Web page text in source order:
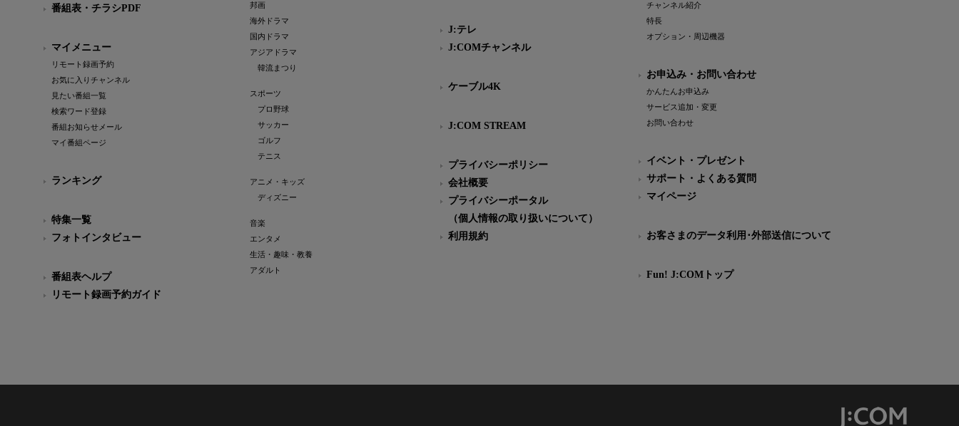
番組表・チラシPDF
マイメニュー
リモート録画予約
お気に入りチャンネル
見たい番組一覧
検索ワード登録
番組お知らせメール
マイ番組ページ
ランキング
特集一覧
フォトインタビュー
番組表ヘルプ
リモート録画予約ガイド
邦画
海外ドラマ
国内ドラマ
アジアドラマ
韓流まつり
スポーツ
プロ野球
サッカー
ゴルフ
テニス
アニメ・キッズ
ディズニー
音楽
エンタメ
生活・趣味・教養
アダルト
J:テレ
J:COMチャンネル
ケーブル4K
J:COM STREAM
プライバシーポリシー
会社概要
プライバシーポータル
（個人情報の取り扱いについて）
利用規約
チャンネル紹介
特長
オプション・周辺機器
お申込み・お問い合わせ
かんたんお申込み
サービス追加・変更
お問い合わせ
イベント・プレゼント
サポート・よくある質問
マイページ
お客さまのデータ利用･外部送信について
Fun! J:COMトップ